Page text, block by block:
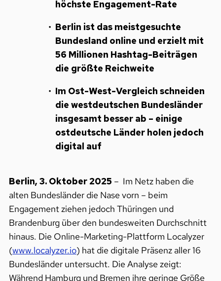
höchste Engagement-Rate
Berlin ist das meistgesuchte
Bundesland online und erzielt mit
56 Millionen Hashtag-Beiträgen
die größte Reichweite
Im Ost-West-Vergleich schneiden
die westdeutschen Bundesländer
insgesamt besser ab – einige
ostdeutsche Länder holen jedoch
digital auf
Berlin, 3. Oktober 2025 – Im Netz haben die
alten Bundesländer die Nase vorn – beim
Engagement ziehen jedoch Thüringen und
Brandenburg über den bundesweiten Durchschnitt
hinaus. Die Online-Marketing-Plattform Localyzer
(www.localyzer.io) hat die digitale Präsenz aller 16
Bundesländer untersucht. Die Analyse zeigt:
Während Hamburg und Bremen ihre geringe Größe